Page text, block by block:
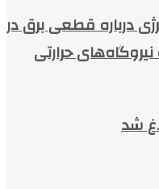
درباره قطعی برق در
حرارتی
شد